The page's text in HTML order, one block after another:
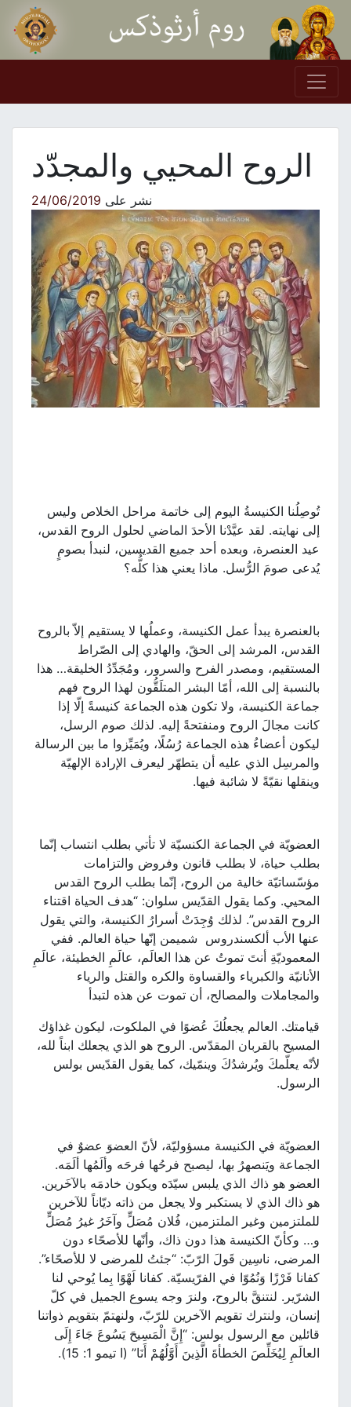
Skip to content
Main Navigation
الروح المحيي والمجدّد
نشر على24/06/2019
تُوصِلُنا الكنيسةُ اليوم إلى خاتمة مراحل الخلاص وليس
إلى نهايته. لقد عيَّدْنا الأحدَ الماضي لحلول الروح القدس،
عيد العنصرة، وبعده أحد جميع القديسين، لنبدأ بصومٍ
يُدعى صومَ الرُّسل. ماذا يعني هذا كلُّه؟
بالعنصرة يبدأ عمل الكنيسة، وعملُها لا يستقيم إلاّ بالروح
القدس، المرشد إلى الحقّ، والهادي إلى الصّراط
المستقيم، ومصدر الفرح والسرور، ومُجَدِّدُ الخليقة… هذا
بالنسبة إلى الله، أمّا البشر المتلَقُّون لهذا الروح فهم
جماعة الكنيسة، ولا تكون هذه الجماعة كنيسةً إلّا إذا
كانت مجالَ الروح ومنفتحةً إليه. لذلك صوم الرسل،
ليكون أعضاءُ هذه الجماعة رُسُلًا، ويُمَيِّزوا ما بين الرسالة
والمرسِل الذي عليه أن يتطهّر ليعرف الإرادة الإلهيّة
وينقلها نقيّةً لا شائبة فيها.
العضويّة في الجماعة الكنسيّة لا تأتي بطلب انتساب إنّما
بطلب حياة، لا بطلب قانون وفروض والتزامات
مؤسّساتيّة خالية من الروح، إنّما بطلب الروح القدس
المحيي. وكما يقول القدّيس سلوان: “هدف الحياة اقتناء
الروح القدس”. لذلك وُجِدَتْ أسرارُ الكنيسة، والتي يقول
عنها الأب ألكسندروس شميمن إنّها حياة العالم. ففي
المعموديّةِ أنتَ تموتُ عن هذا العالَم، عالَمِ الخطيئة، عالَمِ
الأنانيّة والكبرياء والقساوة والكره والقتل والرياء
والمجاملات والمصالح، أن تموت عن هذه لتبدأ
قيامتك. العالم يجعلُكَ عُضوًا في الملكوت، ليكون غذاؤك
المسيح بالقربان المقدّس. الروح هو الذي يجعلك ابناً لله،
لأنّه يعلّمكَ ويُرشدُكَ وينمّيك، كما يقول القدّيس بولس
الرسول.
العضويّة في الكنيسة مسؤوليّة، لأنّ العضوَ عضوٌ في
الجماعة ويَنصهرُ بها، ليصبح فرحُها فرحَه وألَمُها ألَمَه.
العضو هو ذاك الذي يلبس سيّدَه ويكون خادمَه بالآخَرين.
هو ذاك الذي لا يستكبر ولا يجعل من ذاته ديّاناً للآخرين
للملتزمين وغير الملتزمين، فُلان مُصَلٍّ وآخَرُ غيرُ مُصَلٍّ
و… وكأنّ الكنيسة هذا دون ذاك، وأنّها للأصحّاء دون
المرضى، ناسِين قَولَ الرّبّ: “جئتُ للمرضى لا للأصحّاء”.
كفانا فَرْزًا وَنُمُوّا في الفرّيسيّة. كفانا لَهْوًا بِما يُوحي لنا
الشرّير. لنتنقَّ بالروح، ولنرَ وجه يسوع الجميل في كلّ
إنسان، ولنترك تقويم الآخرين للرّبّ، ولنهتمّ بتقويم ذواتنا
قائلين مع الرسول بولس: “إِنَّ الْمَسِيحَ يَسُوعَ جَاءَ إِلَى
العالَمِ لِيُخَلِّصَ الخطأةَ الَّذِينَ أَوَّلُهُمْ أَنَا” (ا تيمو 1: 15).